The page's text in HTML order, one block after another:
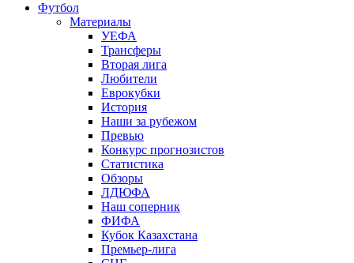
Футбол
Материалы
УЕФА
Трансферы
Вторая лига
Любители
Еврокубки
История
Наши за рубежом
Превью
Конкурс прогнозистов
Статистика
Обзоры
ЛДЮФА
Наш соперник
ФИФА
Кубок Казахстана
Премьер-лига